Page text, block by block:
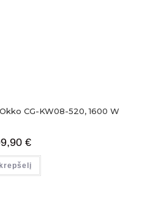
CG-KW08-520, 1600 W
€
krepšelį